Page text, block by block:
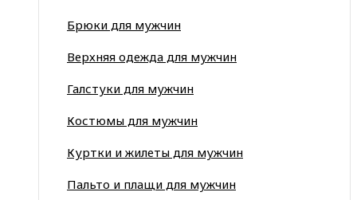
Брюки для мужчин
Верхняя одежда для мужчин
Галстуки для мужчин
Костюмы для мужчин
Куртки и жилеты для мужчин
Пальто и плащи для мужчин